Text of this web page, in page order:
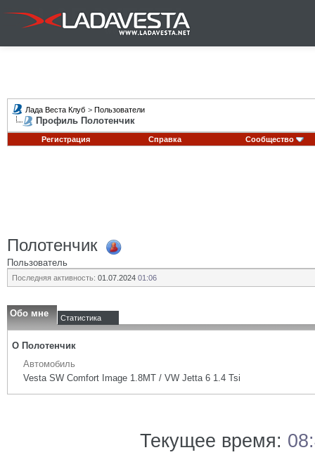
Лада Веста Клуб > Пользователи
Профиль Полотенчик
Регистрация Справка Сообщество
Полотенчик
Пользователь
Последняя активность: 01.07.2024 01:06
Обо мне Статистика
О Полотенчик
Автомобиль
Vesta SW Comfort Image 1.8МТ / VW Jetta 6 1.4 Tsi
Текущее время: